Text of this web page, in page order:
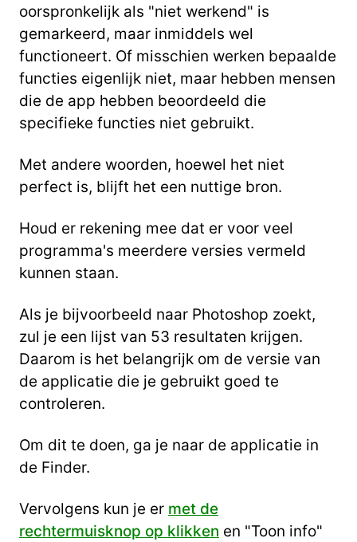
oorspronkelijk als "niet werkend" is
gemarkeerd, maar inmiddels wel
functioneert. Of misschien werken bepaalde
functies eigenlijk niet, maar hebben mensen
die de app hebben beoordeeld die
specifieke functies niet gebruikt.
Met andere woorden, hoewel het niet
perfect is, blijft het een nuttige bron.
Houd er rekening mee dat er voor veel
programma's meerdere versies vermeld
kunnen staan.
Als je bijvoorbeeld naar Photoshop zoekt,
zul je een lijst van 53 resultaten krijgen.
Daarom is het belangrijk om de versie van
de applicatie die je gebruikt goed te
controleren.
Om dit te doen, ga je naar de applicatie in
de Finder.
Vervolgens kun je er met de
rechtermuisknop op klikken en "Toon info"